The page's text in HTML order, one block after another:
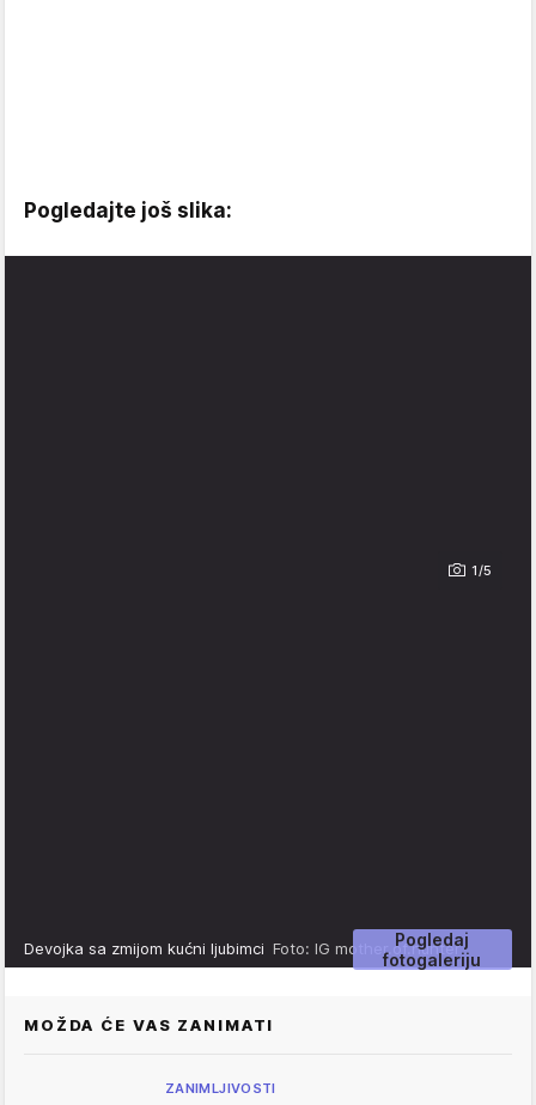
Pogledajte još slika:
1/5
Pogledaj
fotogaleriju
Devojka sa zmijom kućni ljubimci Foto: IG mother.of.hunter
MOŽDA ĆE VAS ZANIMATI
ZANIMLJIVOSTI